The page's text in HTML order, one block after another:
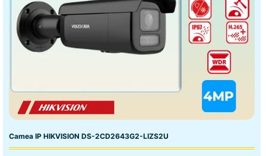
Camea IP HIKVISION DS-2CD2643G2-LIZS2U